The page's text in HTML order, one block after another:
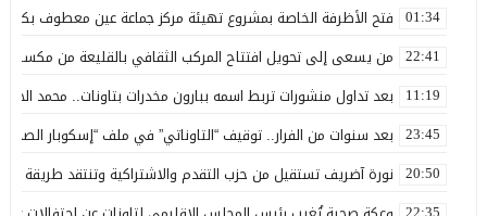
01:34 فتح الأظرفة الخاصة بمشروع تهيئة مركز جماعة عين معطوف بكلفة تناهز 22.86
22:41 من يسعى إلى تحويل افتتاح المركب الثقافي بالقليعة من مكسب
11:19 بعد تداول منشورات تربط اسمه ببارون مخدرات بتاونات.. محمد
23:45 بعد سنوات من الفرار.. توقيف “التاوناتي” في ملف “إسكوبار
20:50 نورة آضريف تستقيل من حزب التقدم والاشتراكية وتنتقد طريقة
22:35